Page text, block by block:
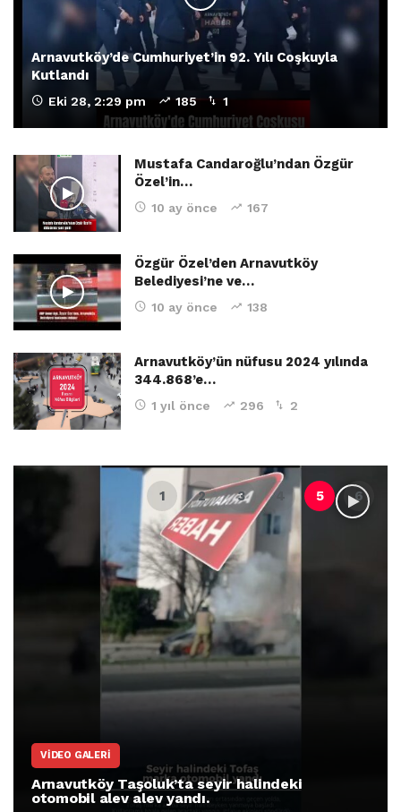
Arnavutköy’de Cumhuriyet’in 92. Yılı Coşkuyla
Kutlandı
Eki 28, 2:29 pm 185 1
Mustafa Candaroğlu’ndan Özgür
Özel’in…
10 ay önce 167
Özgür Özel’den Arnavutköy
Belediyesi’ne ve…
10 ay önce 138
Arnavutköy’ün nüfusu 2024 yılında
344.868’e…
1 yıl önce 296 2
VIDEO GALERI
Arnavutköy Taşoluk’ta seyir halindeki
otomobil alev alev yandı.